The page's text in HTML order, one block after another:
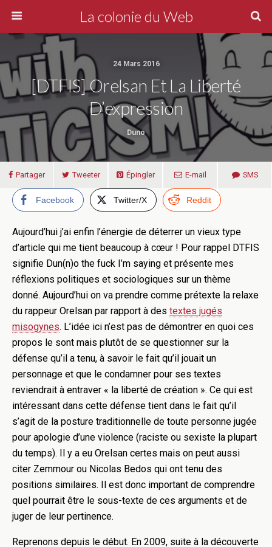
La colonie du Web
24 Mars 2016
[DTFIS] Orelsan Et La Liberté
D’expression
Duno
Partager Tweeter Épingler E-mail SMS
Facebook Twitter/X Reddit
Aujourd’hui j’ai enfin l’énergie de déterrer un vieux type
d’article qui me tient beaucoup à cœur ! Pour rappel DTFIS
signifie Dun(n)o the fuck I’m saying et présente mes
réflexions politiques et sociologiques sur un thème
donné. Aujourd’hui on va prendre comme prétexte la relaxe
du rappeur Orelsan par rapport à des textes jugés
misogynes. L’idée ici n’est pas de démontrer en quoi ces
propos le sont mais plutôt de se questionner sur la
défense qu’il a tenu, à savoir le fait qu’il jouait un
personnage et que le condamner pour ses textes
reviendrait à entraver « la liberté de création ». Ce qui est
intéressant dans cette défense tient dans le fait qu’il
s’agit de la posture traditionnelle de toute personne jugée
pour apologie d’une violence (raciste ou sexiste la plupart
du temps). Il y a eu Orelsan certes mais on peut aussi
citer Zemmour ou Nicolas Bedos qui ont tenu des
positions similaires. Il est donc important de comprendre
quel pourrait être le sous-texte de ces arguments et de
juger de leur pertinence.
Reprenons depuis le début. En 2009, suite à la découverte